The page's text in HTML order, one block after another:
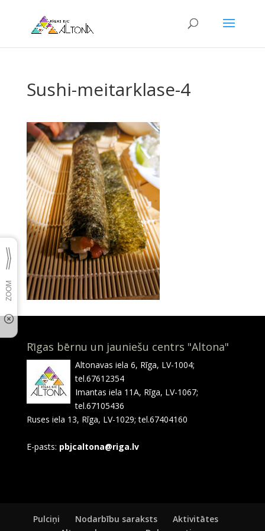
Sushi-meitarklase-4
Rīgas bērnu un jauniešu centrs "Altona"
Altonavas iela 6, Rīga, LV-1004;
tel.67612354
Imantas iela 11A, Rīga, LV-1067;
tel.67105436
Ruses iela 13, Rīga, LV-1029; tel.67404160
E-pasts: pbjcaltona@riga.lv
Pulciņi Nodarbību saraksts
Aktivitātes